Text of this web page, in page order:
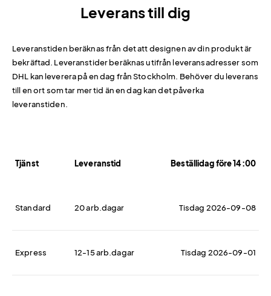
Leverans till dig
Leveranstiden beräknas från det att designen av din produkt är
bekräftad. Leveranstider beräknas utifrån leveransadresser som
DHL kan leverera på en dag från Stockholm. Behöver du leverans
till en ort som tar mer tid än en dag kan det påverka
leveranstiden.
Tjänst Leveranstid Beställidag före 14:00
Standard 20 arb.dagar Tisdag 2026-09-08
Express 12-15 arb.dagar Tisdag 2026-09-01